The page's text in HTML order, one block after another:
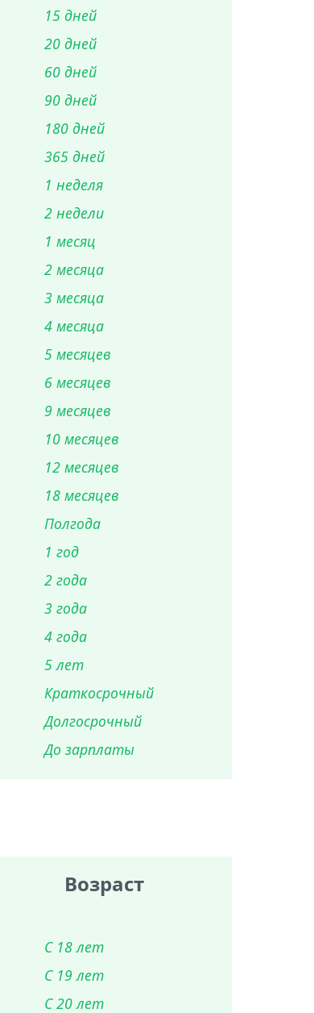
15 дней
20 дней
60 дней
90 дней
180 дней
365 дней
1 неделя
2 недели
1 месяц
2 месяца
3 месяца
4 месяца
5 месяцев
6 месяцев
9 месяцев
10 месяцев
12 месяцев
18 месяцев
Полгода
1 год
2 года
3 года
4 года
5 лет
Краткосрочный
Долгосрочный
До зарплаты
Возраст
С 18 лет
С 19 лет
С 20 лет